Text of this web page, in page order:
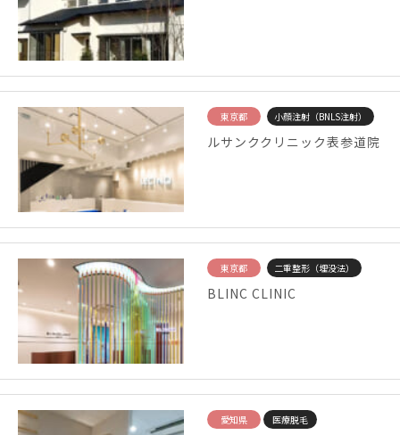
東京都 小顔注射（BNLS注射）
ルサンククリニック表参道院
東京都 二重整形（埋没法）
BLINC CLINIC
愛知県 医療脱毛